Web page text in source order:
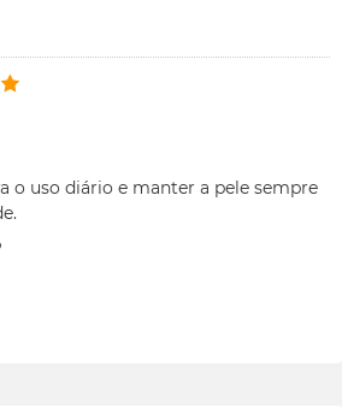
o uso diário e manter a pele sempre